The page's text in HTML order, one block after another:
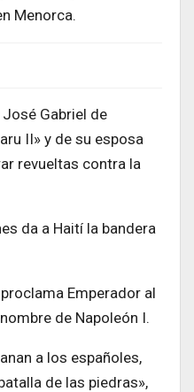
Menorca.
Gabriel de
II» y de su esposa
revueltas contra la
da a Haití la bandera
Emperador al
de Napoleón I.
a los españoles,
de las piedras»,